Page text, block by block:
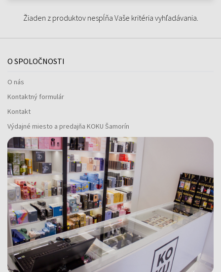
Žiaden z produktov nespĺňa Vaše kritéria vyhľadávania.
O SPOLOČNOSTI
O nás
Kontaktný formulár
Kontakt
Výdajné miesto a predajňa KOKU Šamorín